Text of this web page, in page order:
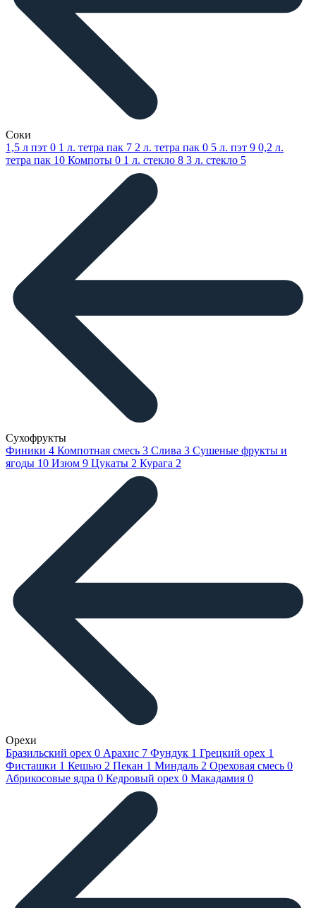
Соки
1,5 л пэт 0 1 л. тетра пак 7 2 л. тетра пак 0 5 л. пэт 9 0,2 л.
тетра пак 10 Компоты 0 1 л. стекло 8 3 л. стекло 5
Сухофрукты
Финики 4 Компотная смесь 3 Слива 3 Сушеные фрукты и
ягоды 10 Изюм 9 Цукаты 2 Курага 2
Орехи
Бразильский орех 0 Арахис 7 Фундук 1 Грецкий орех 1
Фисташки 1 Кешью 2 Пекан 1 Миндаль 2 Ореховая смесь 0
Абрикосовые ядра 0 Кедровый орех 0 Макадамия 0